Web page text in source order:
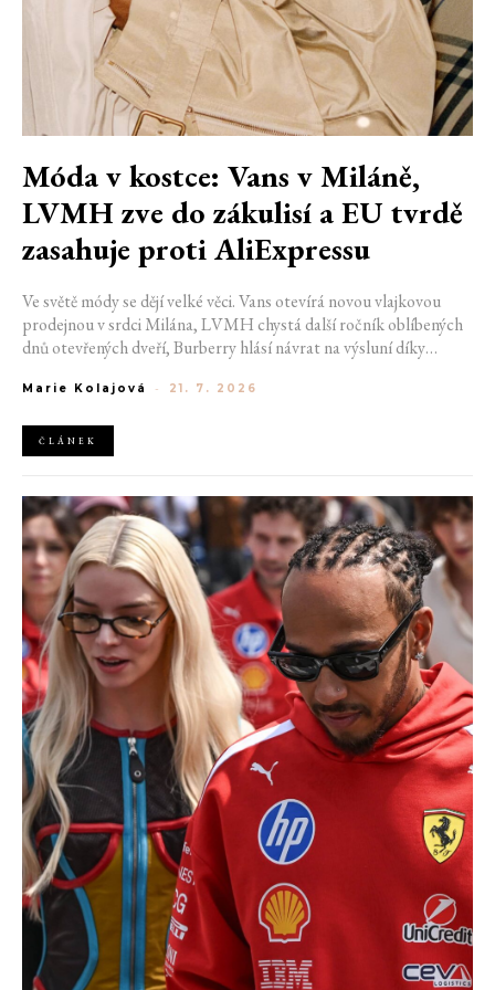
Móda v kostce: Vans v Miláně,
LVMH zve do zákulisí a EU tvrdě
zasahuje proti AliExpressu
Ve světě módy se dějí velké věci. Vans otevírá novou vlajkovou
prodejnou v srdci Milána, LVMH chystá další ročník oblíbených
dnů otevřených dveří, Burberry hlásí návrat na výsluní díky
AliExpress.
Marie Kolajová - 21. 7. 2026
ČLÁNEK